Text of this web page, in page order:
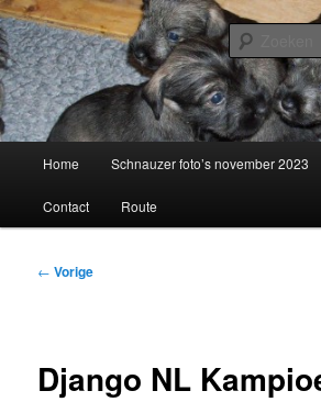
Spring
naar
de
primaire
inhoudSchnauzerkennel van
Home Schnauzer foto’s november 2023
Contact Route
Bericht
← Vorige
Django NL